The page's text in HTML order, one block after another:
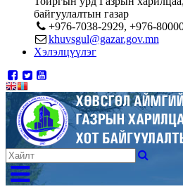
байгуулалтын газар
+976-7038-2929, +976-
khuvsgul@gazar.gov.mn
Хэлэлцүүлэг